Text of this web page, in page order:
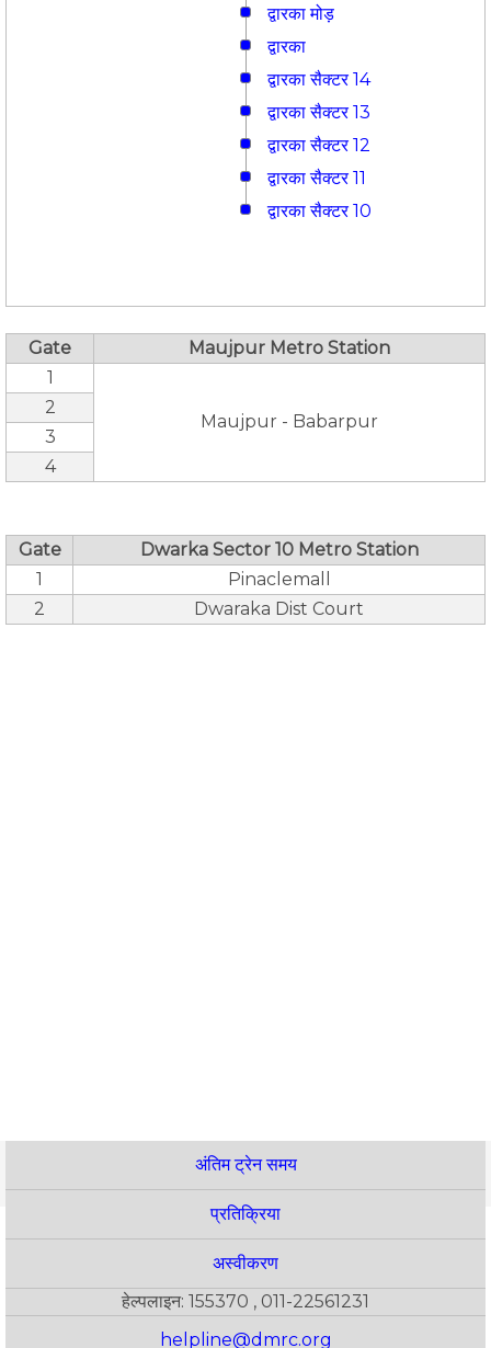
द्वारका मोड़
द्वारका
द्वारका सैक्टर 14
द्वारका सैक्टर 13
द्वारका सैक्टर 12
द्वारका सैक्टर 11
द्वारका सैक्टर 10
Gate
Maujpur Metro Station
1
Maujpur - Babarpur
2
3
4
Gate
Dwarka Sector 10 Metro Station
1
Pinaclemall
2
Dwaraka Dist Court
अंतिम ट्रेन समय
प्रतिक्रिया
अस्वीकरण
हेल्पलाइन: 155370 , 011-22561231
helpline@dmrc.org